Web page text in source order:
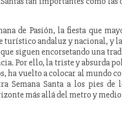
de Pasión, la fiesta que
turístico andaluz y nacional, y
siguen encorsetando una
Por ello, la triste y absurda
ha vuelto a colocar al mundo
Semana Santa a los pies de
más allá del metro y